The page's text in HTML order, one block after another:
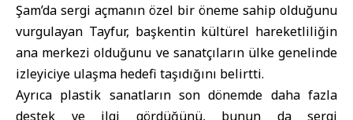
Şam’da sergi açmanın özel bir öneme sahip olduğunu
vurgulayan Tayfur, başkentin kültürel hareketliliğin
ana merkezi olduğunu ve sanatçıların ülke genelinde
izleyiciye ulaşma hedefi taşıdığını belirtti.
Ayrıca plastik sanatların son dönemde daha fazla
destek ve ilgi gördüğünü, bunun da sergi